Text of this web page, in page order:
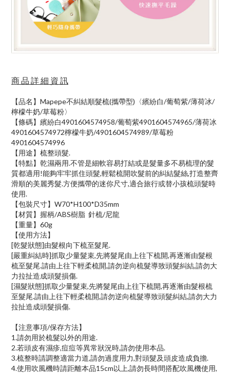
商 品 詳 細 資 訊
【品名】Mapepe不糾結順髮梳(攜帶型)〈繽紛白/葡萄紫/薄荷冰/
檸檬牛奶/草莓粉〉
【條碼】繽紛白4901604574958/葡萄紫4901604574965/薄荷冰
4901604574972檸檬牛奶/4901604574989/草莓粉
4901604574996
【用途】梳整頭髮.
【特點】乾濕兩用.不管是細軟容易打結或是髮量多不易梳理的髮
質都適用!能夠牢牢抓住頭髮,輕鬆梳開吹髮前的糾結髮絲,打造整齊
滑順的美麗秀髮.方便攜帶的迷你尺寸,適合旅行或替小孩梳頭髮時
使用.
【包裝尺寸】W70*H100*D35mm
【材質】握柄/ABS樹脂 針梳/尼龍
【重量】60g
【使用方法】
[乾髮狀態]由髮根向下梳至髮尾.
[嚴重糾結時]抓取少量髮束,先將髮尾由上往下梳開,再逐漸由髮根
梳至髮尾.請由上往下輕柔梳開,請勿逆向梳髮導致頭髮糾結,請勿大
力拉扯造成頭髮損傷.
[濕髮狀態]抓取少量髮束,先將髮尾由上往下梳開,再逐漸由髮根梳
至髮尾.請由上往下輕柔梳開,請勿逆向梳髮導致頭髮糾結,請勿大力
拉扯造成頭髮損傷.
【注意事項/保存方法】
1.請勿用於梳髮以外的用途.
2.若頭皮有濕疹,痘痘等異常狀況時,請勿使用本品.
3.梳整時請調整適當力道,請勿過度用力,對頭髮及頭皮造成負擔.
4.使用吹風機時請距離本品15cm以上,請勿長時間搭配吹風機使用,